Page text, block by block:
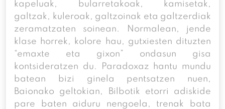
kapeluak, bularretakoak, kamisetak,
galtzak, kuleroak, galtzoinak eta galtzerdiak
zeramatzaten soinean. Normalean, jende
klase horrek, kolore hau, gutxiesten dituzten
“emaxte eta gixon” ondasun gisa
kontsideratzen du. Paradoxaz hantu mundu
batean bizi ginela pentsatzen nuen,
Baionako geltokian, Bilbotik etorri adiskide
pare baten aiduru nengoela, trenak bata